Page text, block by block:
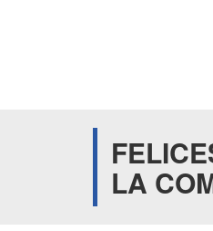
LA